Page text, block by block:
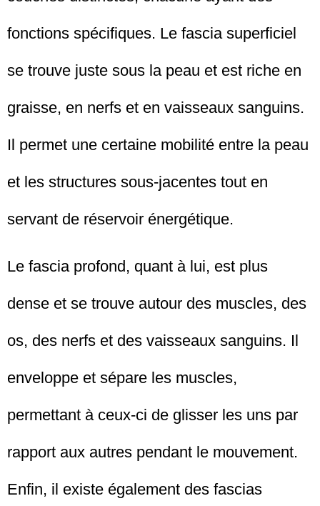
fonctions spécifiques. Le fascia superficiel
se trouve juste sous la peau et est riche en
graisse, en nerfs et en vaisseaux sanguins.
Il permet une certaine mobilité entre la peau
et les structures sous-jacentes tout en
servant de réservoir énergétique.
Le fascia profond, quant à lui, est plus
dense et se trouve autour des muscles, des
os, des nerfs et des vaisseaux sanguins. Il
enveloppe et sépare les muscles,
permettant à ceux-ci de glisser les uns par
rapport aux autres pendant le mouvement.
Enfin, il existe également des fascias